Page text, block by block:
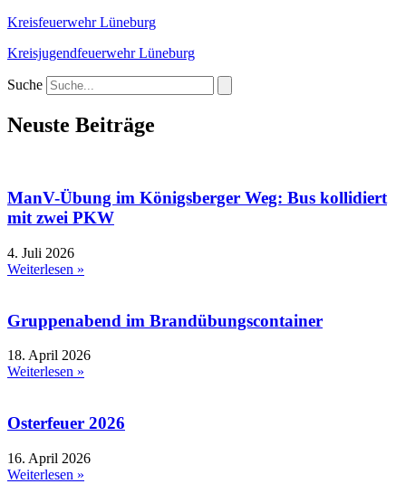
Kreisfeuerwehr Lüneburg
Kreisjugendfeuerwehr Lüneburg
Suche
Neuste Beiträge
ManV-Übung im Königsberger Weg: Bus kollidiert
mit zwei PKW
4. Juli 2026
Weiterlesen »
Gruppenabend im Brandübungscontainer
18. April 2026
Weiterlesen »
Osterfeuer 2026
16. April 2026
Weiterlesen »